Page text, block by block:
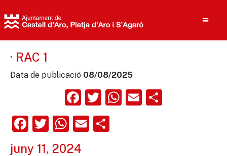
· RAC 1
Data de publicació 08/08/2025
Facebook
Twitter
WhatsApp
Email
Facebook
Twitter
WhatsApp
Email
juny 11, 2024